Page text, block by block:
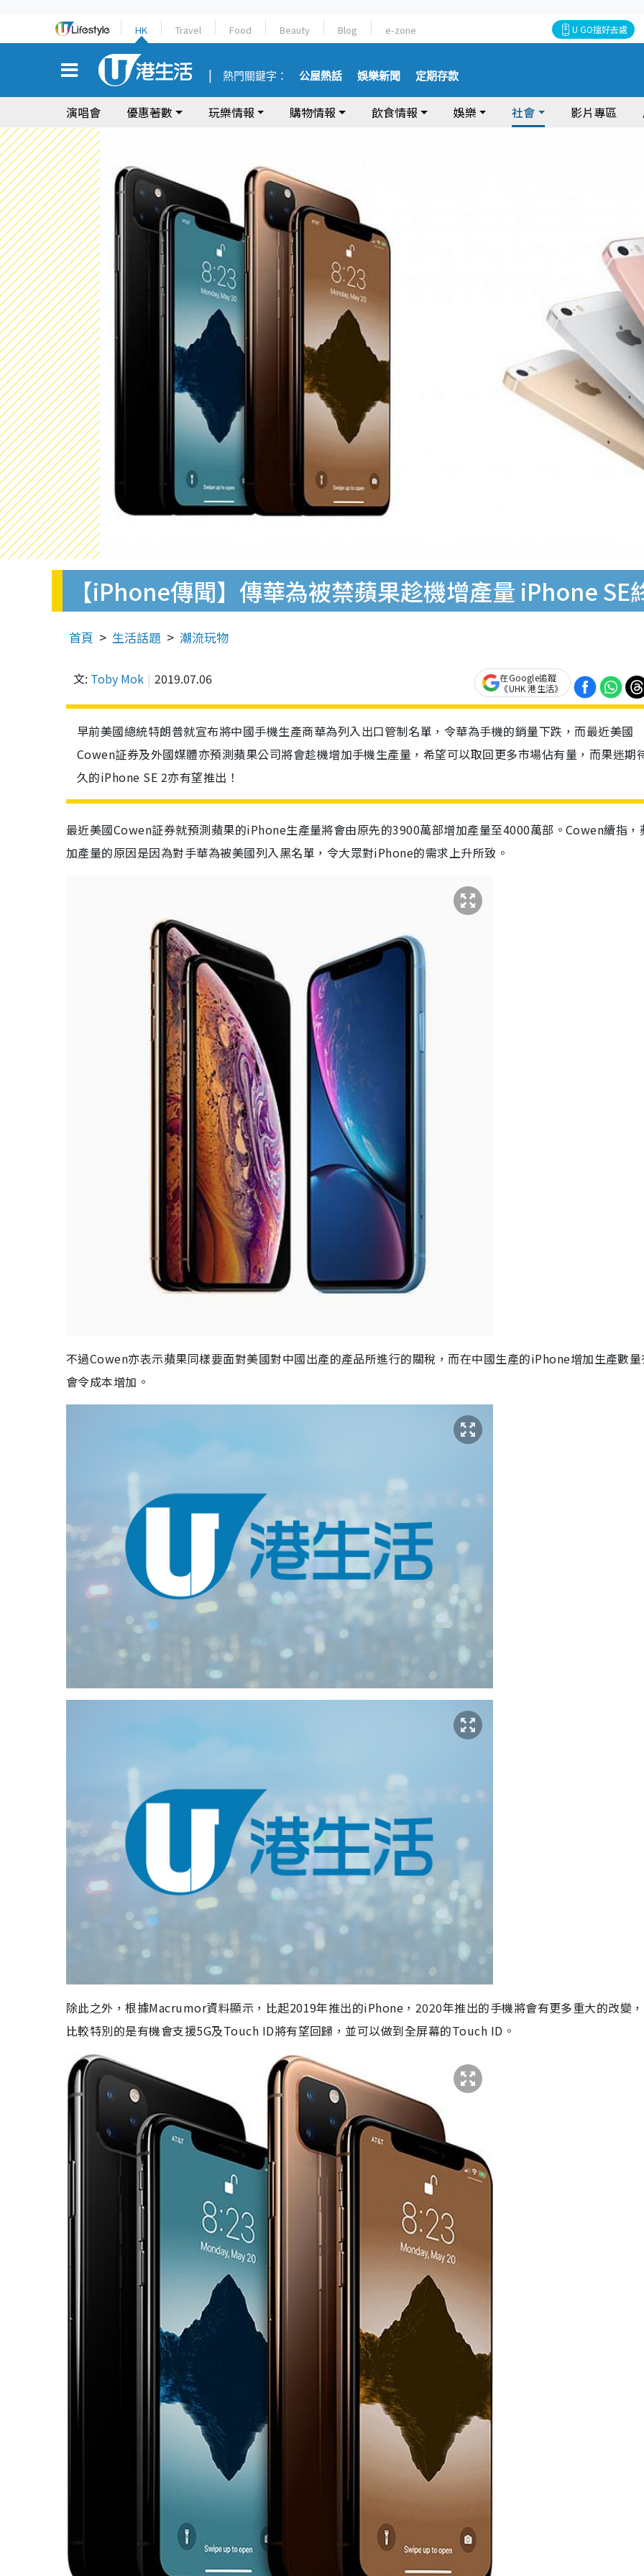
HK Travel Food Beauty Blog e-zone U GO搵好去處
熱門關鍵字： 公屋熱話 娛樂新聞 定期存款
演唱會 優惠著數 玩樂情報 購物情報 飲食情報 娛樂 社會 影片專區
【iPhone傳聞】傳華為被禁蘋果趁機增產量 iPhone SE
首頁 生活話題 潮流玩物
文: Toby Mok 2019.07.06
在Google追蹤
《UHK 港生活》
早前美國總統特朗普就宣布將中國手機生產商華為列入出口管制名單，令華為手機的銷量下跌，而最近美國
Cowen証券及外國媒體亦預測蘋果公司將會趁機增加手機生產量，希望可以取回更多市場佔有量，而果迷期
久的iPhone SE 2亦有望推出！
最近美國Cowen証券就預測蘋果的iPhone生產量將會由原先的3900萬部增加產量至4000萬部。Cowen續指，
加產量的原因是因為對手華為被美國列入黑名單，令大眾對iPhone的需求上升所致。
不過Cowen亦表示蘋果同樣要面對美國對中國出產的產品所進行的關稅，而在中國生產的iPhone增加生產數
會令成本增加。
除此之外，根據Macrumor資料顯示，比起2019年推出的iPhone，2020年推出的手機將會有更多重大的改變
比較特別的是有機會支援5G及Touch ID將有望回歸，並可以做到全屏幕的Touch ID。